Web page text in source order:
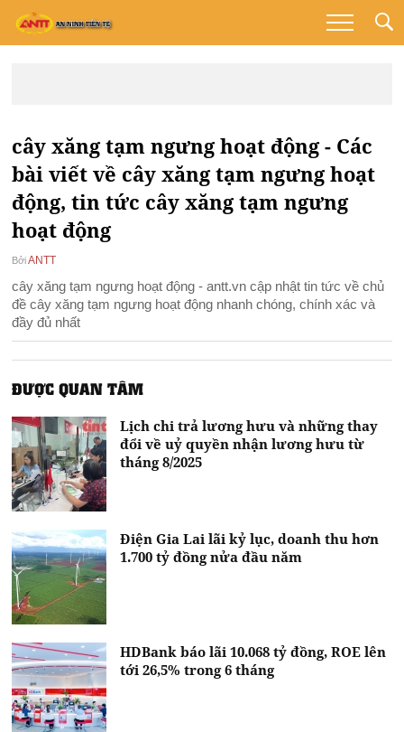
cây xăng tạm ngưng hoạt động - Các
bài viết về cây xăng tạm ngưng hoạt
động, tin tức cây xăng tạm ngưng
hoạt động
Bởi ANTT
cây xăng tạm ngưng hoạt động - antt.vn cập nhật tin tức về chủ
đề cây xăng tạm ngưng hoạt động nhanh chóng, chính xác và
đầy đủ nhất
ĐƯỢC QUAN TÂM
Lịch chi trả lương hưu và những thay
đổi về uỷ quyền nhận lương hưu từ
tháng 8/2025
Điện Gia Lai lãi kỷ lục, doanh thu hơn
1.700 tỷ đồng nửa đầu năm
HDBank báo lãi 10.068 tỷ đồng, ROE lên
tới 26,5% trong 6 tháng